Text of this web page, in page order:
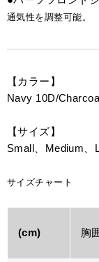
通気性を調整可能。
【カラー】
Navy 10D/
【サイズ】
Small、Medium、
サイズチャート
(cm) 胸